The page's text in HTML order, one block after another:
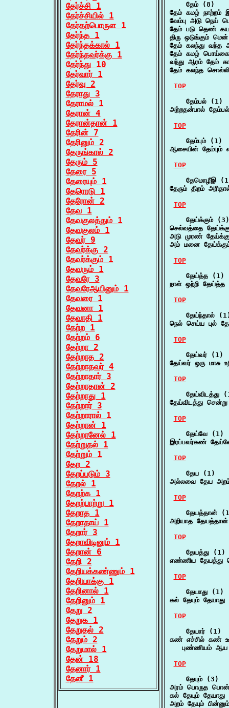
தேர்ச்சி 1
தேர்ச்சியில் 1
தேர்தற்பொருள 1
தேர்ந்த 1
தேர்ந்தக்கால் 1
தேர்ந்தவர்க்கு 1
தேர்ந்து 10
தேர்வார் 1
தேர்வு 2
தேராது 3
தேராமல் 1
தேரான் 4
தேரான்தான் 1
தேரின் 7
தேரினும் 2
தேருங்கால் 2
தேரும் 5
தேரை 5
தேரையும் 1
தேரொடு 1
தேரோன் 2
தேவ 1
தேவகுலத்தும் 1
தேவகுலம் 1
தேவர் 9
தேவர்க்கு 2
தேவர்க்கும் 1
தேவரும் 1
தேவரே 3
தேவரேஆயினும் 1
தேவரை 1
தேவனா 1
தேவாதி 1
தேற்ற 1
தேற்றம் 6
தேற்றா 2
தேற்றாத 2
தேற்றாதவர் 4
தேற்றாதார் 3
தேற்றாதான் 2
தேற்றாது 1
தேற்றார் 3
தேற்றாரால் 1
தேற்றான் 1
தேற்றானேல் 1
தேற்றுதல் 1
தேற்றும் 1
தேற 2
தேறப்படும் 3
தேறல் 1
தேறற்க 1
தேறற்பாற்று 1
தேறாத 1
தேறாதாய் 1
தேறார் 3
தேறாவிடினும் 1
தேறான் 6
தேறி 2
தேறியக்கண்ணும் 1
தேறியாக்கு 1
தேறினால் 1
தேறினும் 1
தேறு 2
தேறுக 1
தேறுதல் 2
தேறும் 2
தேறுமால் 1
தேன் 18
தேனார் 1
தேனீ 1
    தேம் (8)
தேம் கமழ் நாற்றம்
வேம்பு அடு நெய்
தேம் படு தெண்
திரு ஒடுங்கும்
தேம் கலந்து வந்த
தேம் கமழ்
வந்து ஆரம் தேம்
தேம் கலந்த
TOP
    தேம்பல் (1)
அற்றதன்பால்
TOP
    தேம்பும் (1)
ஆசையின்
TOP
தேமொழீஇ
தேரும் திறம்
TOP
    தேய்க்கும் (3)
செல்வத்தை
அடு முரண்
அம் மனை
TOP
    தேய்த்த (1)
நாள் ஒற்றி தேய்த்த
TOP
தேய்ந்தால்
நெல் செய்ய புல்
TOP
    தேய்வர் (1)
தேய்வர் ஒரு மாசு
TOP
தேய்விடத்து
தேய்விடத்து
TOP
    தேய்வே (1)
இரப்பவர்கண்
TOP
    தேய (1)
அல்லவை தேய அறம்
TOP
தேயத்தான்
அறியாத
TOP
    தேயத்து (1)
எண்ணிய தேயத்து
TOP
    தேயாது (1)
கல் தேயும்
TOP
    தேயார் (1)
கண் எச்சில் கண்
புண்ணியம் ஆய
TOP
    தேயும் (3)
அரம் பொருத பொன்
கல் தேயும்
அறம் தேயும்